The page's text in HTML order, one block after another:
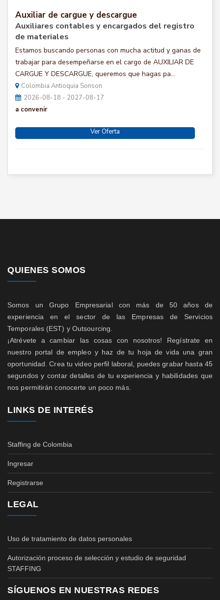
Auxiliar de cargue y descargue
Auxiliares contables y encargados del registro
de materiales
Estamos buscando personas con mucha actitud y ganas de
trabajar para desempeñarse en el cargo de AUXILIAR DE
CARGUE Y DESCARGUE, queremos que hagas pa...
Colombia Antioquia Sonson
2026-08-18 - 2027-08-17
a convenir
Ver Oferta
QUIENES SOMOS
Somos un Grupo Empresarial con más de 50 años de
experiencia en el sector de las Empresas de Servicios
Temporales (EST) y Outsourcing.
¡Atrévete a cambiar las cosas con nosotros! Regístrate en
nuestro portal de empleo y haz de tu hoja de vida una gran
oportunidad. Crea tu video perfil laboral, puedes grabar hasta 45
segundos y contar detalles de tu experiencia y habilidades que
nos permitirán conocerte un poco más.
LINKS DE INTERÉS
Staffing de Colombia
Ingresar
Registrarse
LEGAL
Uso de tratamiento de datos personales
Autorización proceso de selección y estudio de seguridad
STAFFING
SÍGUENOS EN NUESTRAS REDES